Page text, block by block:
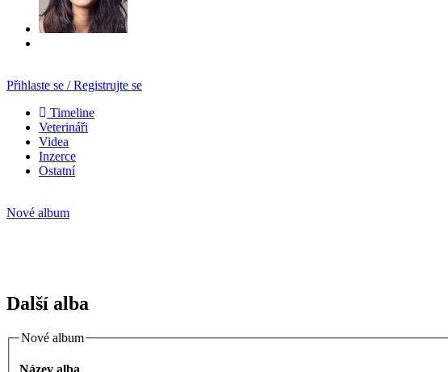
Přihlaste se / Registrujte se
Timeline
Veterináři
Videa
Inzerce
Ostatní
Nové album
Další alba
Nové album